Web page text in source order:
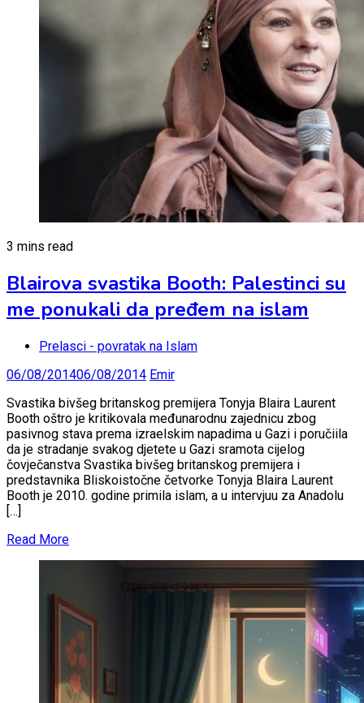
3 mins read
Blairova svastika Booth: Palestinci su
me ponukali da pređem na islam
Prelasci - povratak na Islam
06/08/201406/08/2014 Emir
Svastika bivšeg britanskog premijera Tonyja Blaira Laurent
Booth oštro je kritikovala međunarodnu zajednicu zbog
pasivnog stava prema izraelskim napadima u Gazi i poručiila
da je stradanje svakog djetete u Gazi sramota cijelog
čovječanstva Svastika bivšeg britanskog premijera i
predstavnika Bliskoistočne četvorke Tonyja Blaira Laurent
Booth je 2010. godine primila islam, a u intervjuu za Anadolu
[…]
Read More